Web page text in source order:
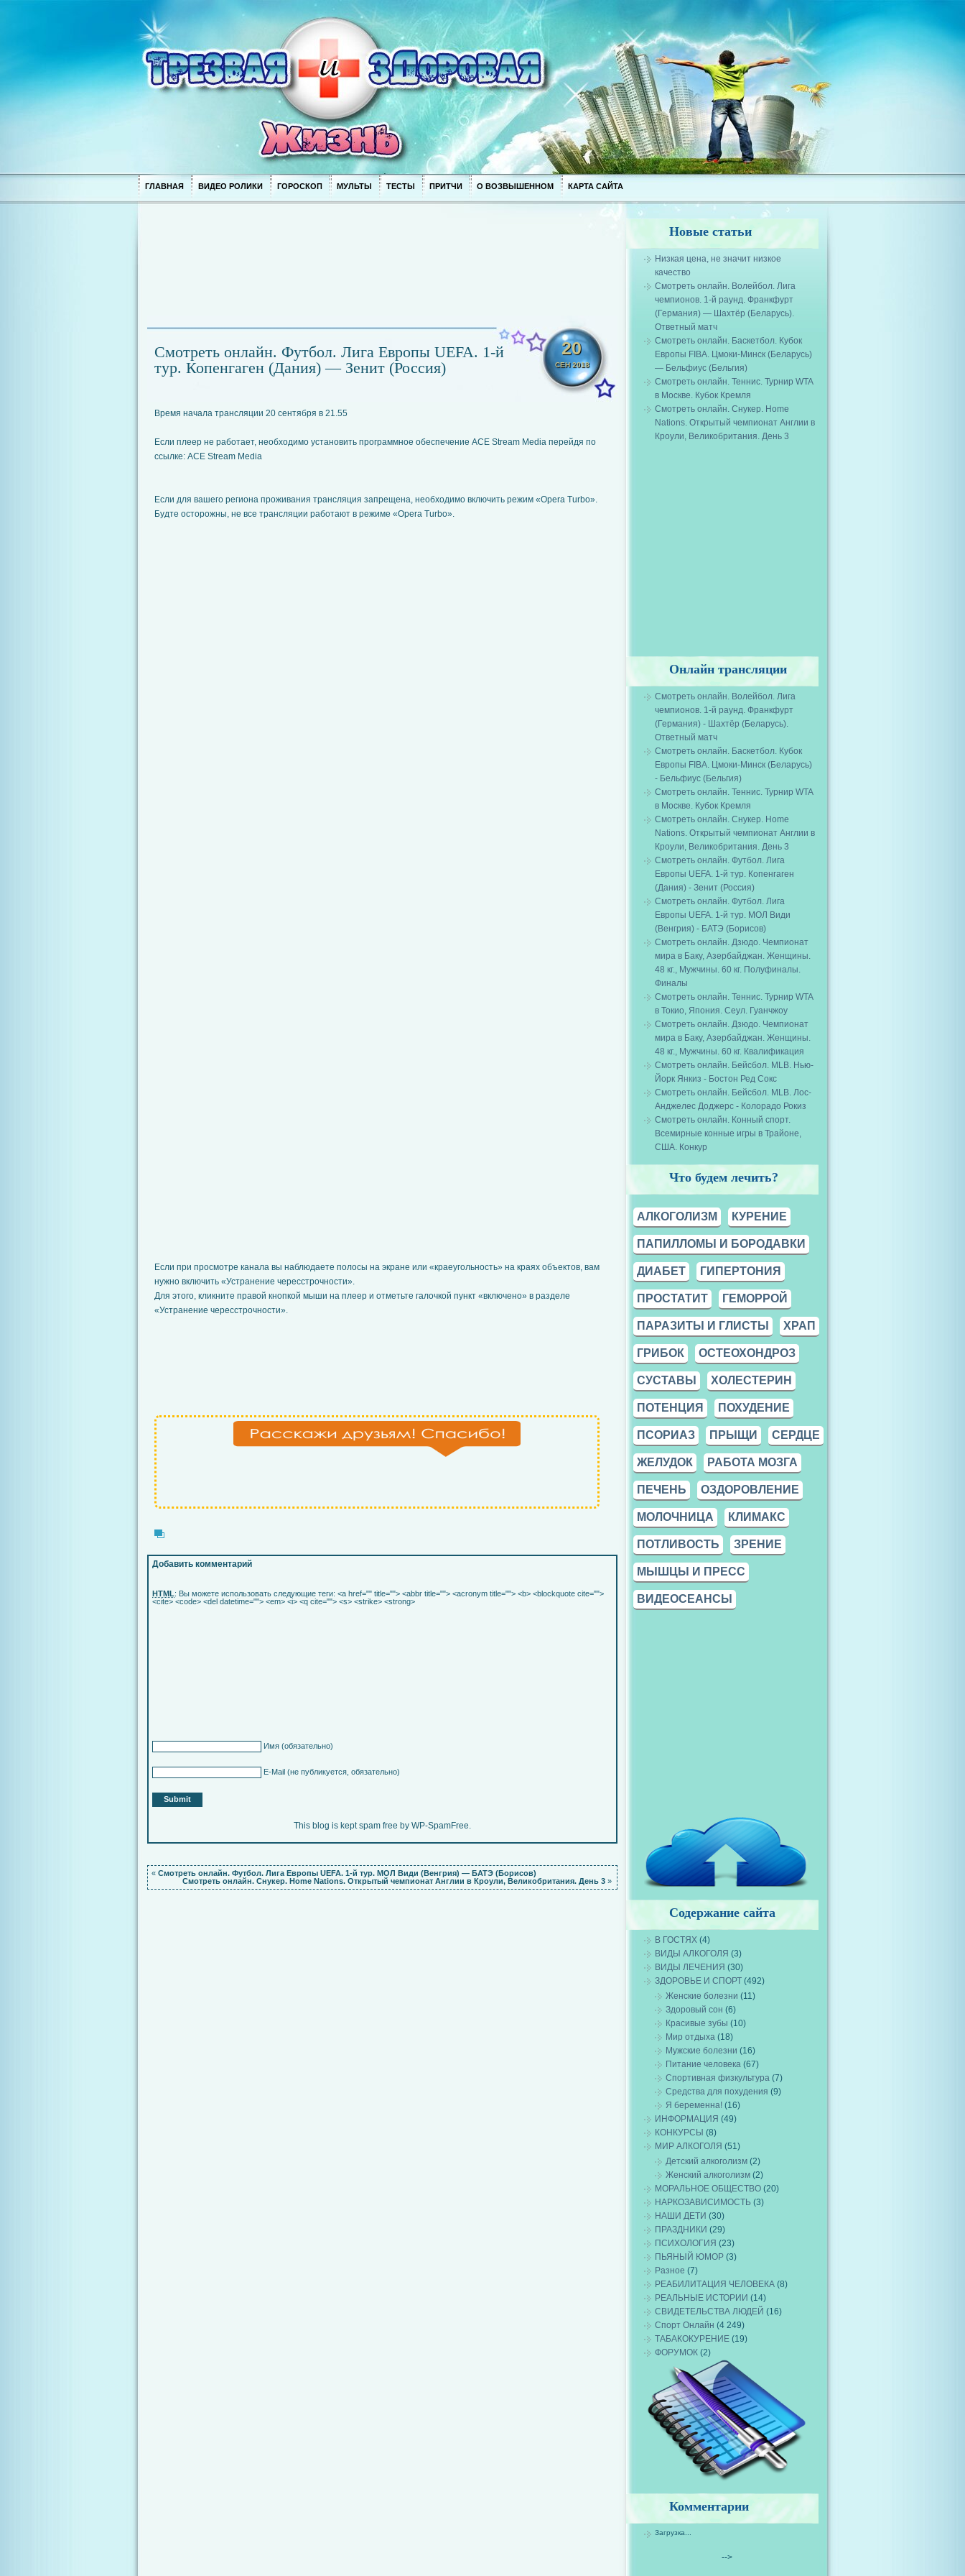
ГЛАВНАЯ ВИДЕО РОЛИКИ ГОРОСКОП МУЛЬТЫ ТЕСТЫ ПРИТЧИ О ВОЗВЫШЕННОМ КАРТА САЙТА
Смотреть онлайн. Футбол. Лига Европы UEFA. 1-й
тур. Копенгаген (Дания) — Зенит (Россия)
20
СЕН 2018
Время начала трансляции 20 сентября в 21.55
Если плеер не работает, необходимо установить программное обеспечение ACE Stream Media перейдя по
ссылке: ACE Stream Media
Если для вашего региона проживания трансляция запрещена, необходимо включить режим «Opera Turbo».
Будте осторожны, не все трансляции работают в режиме «Opera Turbo».
Если при просмотре канала вы наблюдаете полосы на экране или «краеугольность» на краях объектов, вам
нужно включить «Устранение чересстрочности».
Для этого, кликните правой кнопкой мыши на плеер и отметьте галочкой пункт «включено» в разделе
«Устранение чересстрочности».
Добавить комментарий
HTML: Вы можете использовать следующие теги: <a href="" title=""> <abbr title=""> <acronym title=""> <b> <blockquote cite="">
<cite> <code> <del datetime=""> <em> <i> <q cite=""> <s> <strike> <strong>
Имя (обязательно)
E-Mail (не публикуется, обязательно)
This blog is kept spam free by WP-SpamFree.
« Смотреть онлайн. Футбол. Лига Европы UEFA. 1-й тур. МОЛ Види (Венгрия) — БАТЭ (Борисов)
Смотреть онлайн. Снукер. Home Nations. Открытый чемпионат Англии в Кроули, Великобритания. День 3 »
Новые статьи
Низкая цена, не значит низкое
качество
Смотреть онлайн. Волейбол. Лига
чемпионов. 1-й раунд. Франкфурт
(Германия) — Шахтёр (Беларусь).
Ответный матч
Смотреть онлайн. Баскетбол. Кубок
Европы FIBA. Цмоки-Минск (Беларусь)
— Бельфиус (Бельгия)
Смотреть онлайн. Теннис. Турнир WTA
в Москве. Кубок Кремля
Смотреть онлайн. Снукер. Home
Nations. Открытый чемпионат Англии в
Кроули, Великобритания. День 3
Онлайн трансляции
Смотреть онлайн. Волейбол. Лига
чемпионов. 1-й раунд. Франкфурт
(Германия) - Шахтёр (Беларусь).
Ответный матч
Смотреть онлайн. Баскетбол. Кубок
Европы FIBA. Цмоки-Минск (Беларусь)
- Бельфиус (Бельгия)
Смотреть онлайн. Теннис. Турнир WTA
в Москве. Кубок Кремля
Смотреть онлайн. Снукер. Home
Nations. Открытый чемпионат Англии в
Кроули, Великобритания. День 3
Смотреть онлайн. Футбол. Лига
Европы UEFA. 1-й тур. Копенгаген
(Дания) - Зенит (Россия)
Смотреть онлайн. Футбол. Лига
Европы UEFA. 1-й тур. МОЛ Види
(Венгрия) - БАТЭ (Борисов)
Смотреть онлайн. Дзюдо. Чемпионат
мира в Баку, Азербайджан. Женщины.
48 кг., Мужчины. 60 кг. Полуфиналы.
Финалы
Смотреть онлайн. Теннис. Турнир WTA
в Токио, Япония. Сеул. Гуанчжоу
Смотреть онлайн. Дзюдо. Чемпионат
мира в Баку, Азербайджан. Женщины.
48 кг., Мужчины. 60 кг. Квалификация
Смотреть онлайн. Бейсбол. MLB. Нью-
Йорк Янкиз - Бостон Ред Сокс
Смотреть онлайн. Бейсбол. MLB. Лос-
Анджелес Доджерс - Колорадо Рокиз
Смотреть онлайн. Конный спорт.
Всемирные конные игры в Трайоне,
США. Конкур
Что будем лечить?
АЛКОГОЛИЗМ КУРЕНИЕ
ПАПИЛЛОМЫ И БОРОДАВКИ
ДИАБЕТ ГИПЕРТОНИЯ
ПРОСТАТИТ ГЕМОРРОЙ
ПАРАЗИТЫ И ГЛИСТЫ ХРАП
ГРИБОК ОСТЕОХОНДРОЗ
СУСТАВЫ ХОЛЕСТЕРИН
ПОТЕНЦИЯ ПОХУДЕНИЕ
ПСОРИАЗ ПРЫЩИ СЕРДЦЕ
ЖЕЛУДОК РАБОТА МОЗГА
ПЕЧЕНЬ ОЗДОРОВЛЕНИЕ
МОЛОЧНИЦА КЛИМАКС
ПОТЛИВОСТЬ ЗРЕНИЕ
МЫШЦЫ И ПРЕСС
ВИДЕОСЕАНСЫ
Содержание сайта
В ГОСТЯХ (4)
ВИДЫ АЛКОГОЛЯ (3)
ВИДЫ ЛЕЧЕНИЯ (30)
ЗДОРОВЬЕ И СПОРТ (492)
Женские болезни (11)
Здоровый сон (6)
Красивые зубы (10)
Мир отдыха (18)
Мужские болезни (16)
Питание человека (67)
Спортивная физкультура (7)
Средства для похудения (9)
Я беременна! (16)
ИНФОРМАЦИЯ (49)
КОНКУРСЫ (8)
МИР АЛКОГОЛЯ (51)
Детский алкоголизм (2)
Женский алкоголизм (2)
МОРАЛЬНОЕ ОБЩЕСТВО (20)
НАРКОЗАВИСИМОСТЬ (3)
НАШИ ДЕТИ (30)
ПРАЗДНИКИ (29)
ПСИХОЛОГИЯ (23)
ПЬЯНЫЙ ЮМОР (3)
Разное (7)
РЕАБИЛИТАЦИЯ ЧЕЛОВЕКА (8)
РЕАЛЬНЫЕ ИСТОРИИ (14)
СВИДЕТЕЛЬСТВА ЛЮДЕЙ (16)
Спорт Онлайн (4 249)
ТАБАКОКУРЕНИЕ (19)
ФОРУМОК (2)
Комментарии
Загрузка...
-->